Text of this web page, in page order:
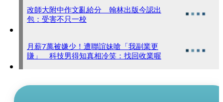
改師大附中作文亂給分 翰林出版今認出
包：受害不只一校
月薪7萬被嫌少！遭聯誼妹嗆「我副業更
賺」 科技男得知真相冷笑：找回收業喔